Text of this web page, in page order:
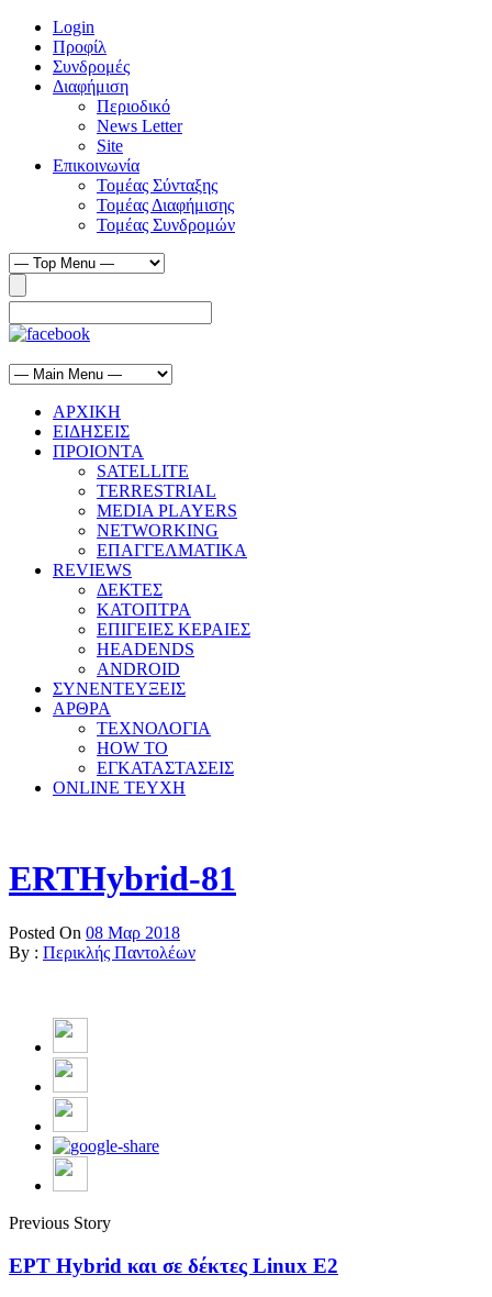
Login
Προφίλ
Συνδρομές
Διαφήμιση
Περιοδικό
News Letter
Site
Επικοινωνία
Τομέας Σύνταξης
Τομέας Διαφήμισης
Τομέας Συνδρομών
ΑΡΧΙΚΗ
ΕΙΔΗΣΕΙΣ
ΠΡΟΙΟΝΤΑ
SATELLITE
TERRESTRIAL
MEDIA PLAYERS
NETWORKING
ΕΠΑΓΓΕΛΜΑΤΙΚΑ
REVIEWS
ΔΕΚΤΕΣ
ΚΑΤΟΠΤΡΑ
ΕΠΙΓΕΙΕΣ ΚΕΡΑΙΕΣ
HEADENDS
ANDROID
ΣΥΝΕΝΤΕΥΞΕΙΣ
ΑΡΘΡΑ
ΤΕΧΝΟΛΟΓΙΑ
HOW TO
ΕΓΚΑΤΑΣΤΑΣΕΙΣ
ONLINE TEYXH
ERTHybrid-81
Posted On 08 Μαρ 2018
By : Περικλής Παντολέων
Previous Story
ΕΡΤ Hybrid και σε δέκτες Linux E2